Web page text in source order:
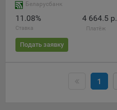
Беларусбанк
11.08%
Ставка
4 664.5 р.
Платёж
Подать заявку
1